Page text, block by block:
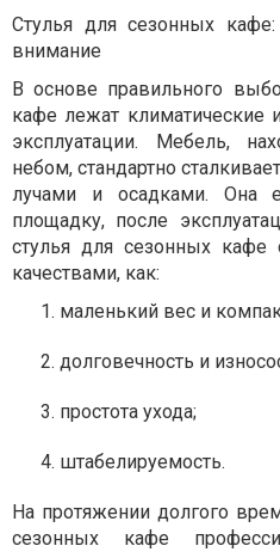
Стулья для сезонных
внимание
В основе правильного
кафе лежат климатические
эксплуатации. Мебель,
небом, стандартно
лучами и осадками. Она
площадку, после
стулья для сезонных кафе
качествами, как:
маленький вес и
долговечность и
простота ухода;
штабелируемость.
На протяжении долгого
сезонных кафе